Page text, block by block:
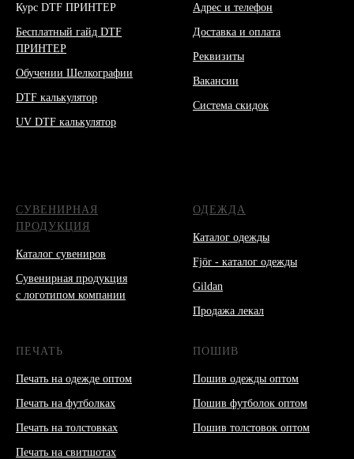
Курс DTF ПРИНТЕР
Бесплатный гайд DTF
ПРИНТЕР
Обучении Шелкографии
DTF калькулятор
UV DTF калькулятор
Адрес и телефон
Доставка и оплата
Реквизиты
Вакансии
Система скидок
СУВЕНИРНАЯ
ПРОДУКЦИЯ
Каталог сувениров
Сувенирная продукция
с логотипом компании
ОДЕЖДА
Каталог одежды
Fjör - каталог одежды
Gildan
Продажа лекал
ПЕЧАТЬ
Печать на одежде оптом
Печать на футболках
Печать на толстовках
Печать на свитшотах
ПОШИВ
Пошив одежды оптом
Пошив футболок оптом
Пошив толстовок оптом